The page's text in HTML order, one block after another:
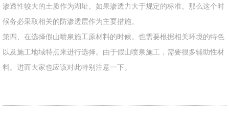
渗透性较大的土质作为湖址。如果渗透力大于规定的标准。那么这个时
候务必采取相关的防渗透层作为主要措施。
第四、在选择假山喷泉施工原材料的时候。也需要根据相关环境的特色
以及施工地域特点来进行选择。由于假山喷泉施工，需要很多辅助性材
料。进而大家也应该对此特别注意一下。